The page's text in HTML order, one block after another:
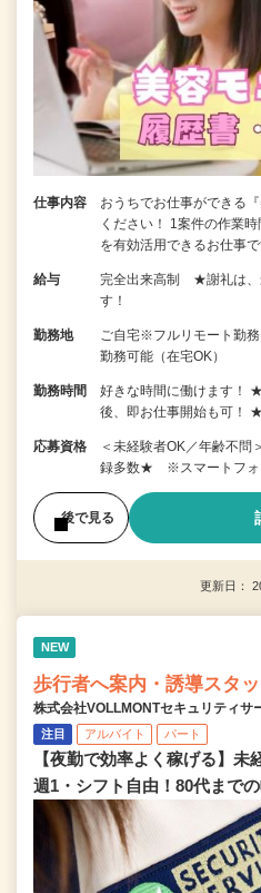
仕事内容
おうちでお仕事ができる
ください！ 1案件の作業
を有効活用できるお仕事
給与
完全出来高制 ★謝礼は、
す！
勤務地
ご自宅※フルリモート勤
勤務可能（在宅OK）
勤務時間
好きな時間に働けます！
後、即お仕事開始も可！
応募資格
＜未経験者OK／年齢不
録多数★ ※スマートフォ
後で見る
更新日：
NEW
歩行者へ案内・誘導スタ
株式会社VOLLMONTセキュリティサ
注目 アルバイト パート
【夜勤で効率よく稼げる】未
週1・シフト自由！80代まで